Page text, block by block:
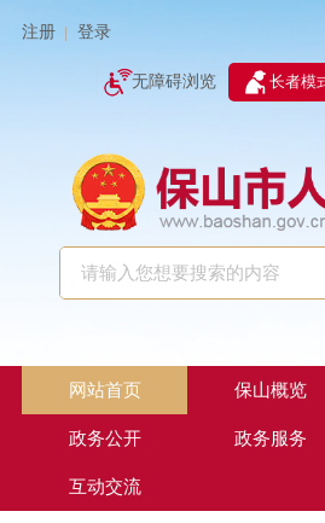
注册 登录
无障碍浏览 长者模
网站首页 保山概览
政务公开 政务服务
互动交流